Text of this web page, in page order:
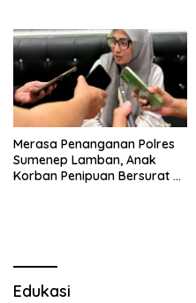
Merasa Penanganan Polres
Sumenep Lamban, Anak
Korban Penipuan Bersurat ke
Edukasi